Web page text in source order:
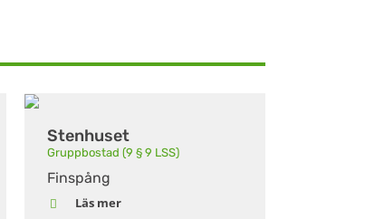
Stenhuset
Gruppbostad (9 § 9 LSS)
Finspång
Läs mer